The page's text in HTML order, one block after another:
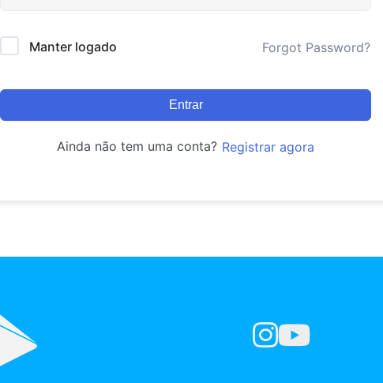
Manter logado Forgot Password?
Entrar
Ainda não tem uma conta? Registrar agora